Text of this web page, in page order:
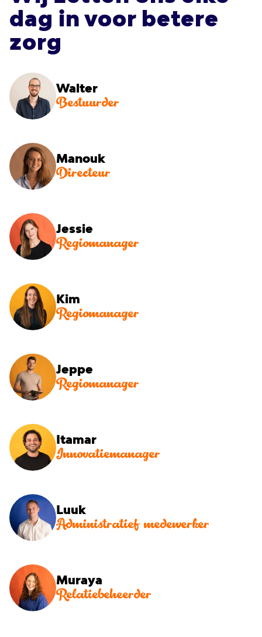
dag in voor betere
zorg
Walter
Bestuurder
Manouk
Directeur
Jessie
Regiomanager
Kim
Regiomanager
Jeppe
Regiomanager
Itamar
Innovatiemanager
Luuk
Administratief medewerker
Muraya
Relatiebeheerder